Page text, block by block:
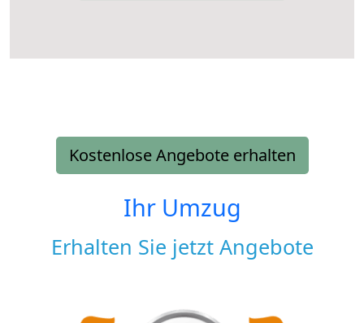
Kostenlose Angebote erhalten
Ihr Umzug
Erhalten Sie jetzt Angebote